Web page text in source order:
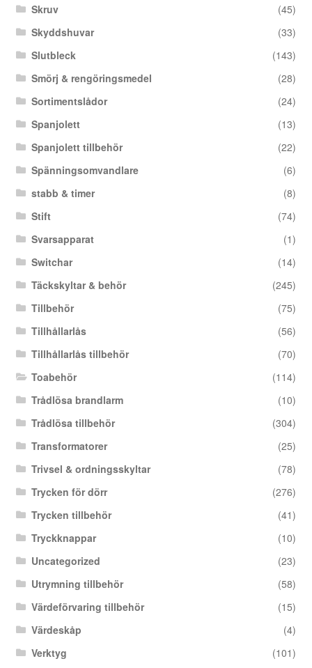
Skruv
(45)
Skyddshuvar
(33)
Slutbleck
(143)
Smörj & rengöringsmedel
(28)
Sortimentslådor
(24)
Spanjolett
(13)
Spanjolett tillbehör
(22)
Spänningsomvandlare
(6)
stabb & timer
(8)
Stift
(74)
Svarsapparat
(1)
Switchar
(14)
Täckskyltar & behör
(245)
Tillbehör
(75)
Tillhållarlås
(56)
Tillhållarlås tillbehör
(70)
Toabehör
(114)
Trådlösa brandlarm
(10)
Trådlösa tillbehör
(304)
Transformatorer
(25)
Trivsel & ordningsskyltar
(78)
Trycken för dörr
(276)
Trycken tillbehör
(41)
Tryckknappar
(10)
Uncategorized
(23)
Utrymning tillbehör
(58)
Värdeförvaring tillbehör
(15)
Värdeskåp
(4)
Verktyg
(101)